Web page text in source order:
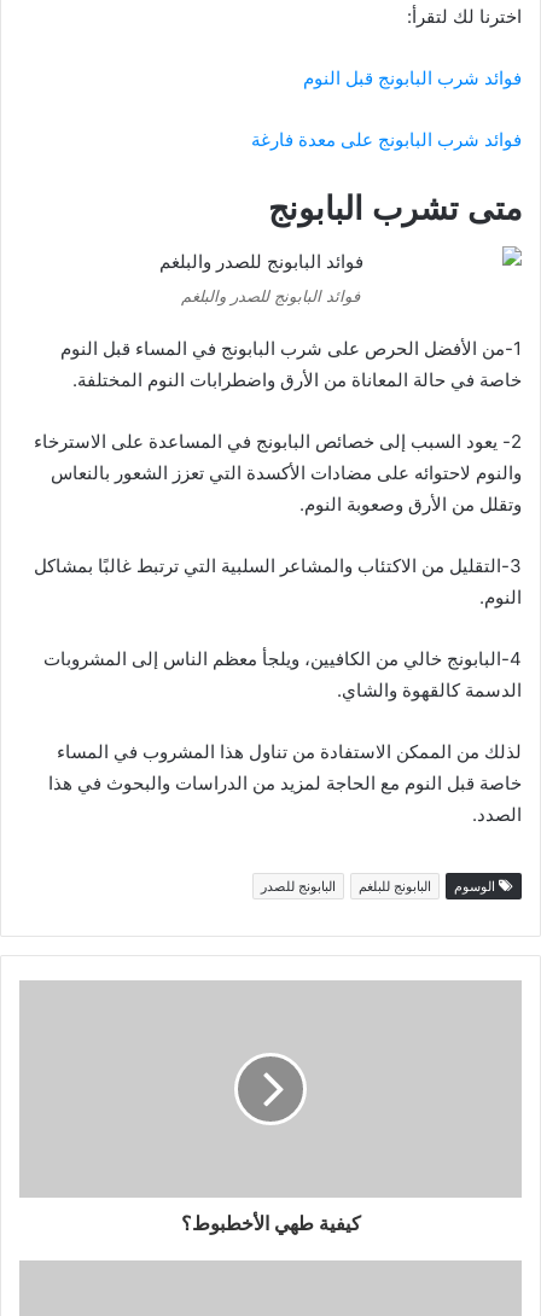
اخترنا لك لتقرأ:
فوائد شرب البابونج قبل النوم
فوائد شرب البابونج على معدة فارغة
متى تشرب البابونج
فوائد البابونج للصدر والبلغم
1-من الأفضل الحرص على شرب البابونج في المساء قبل النوم
خاصة في حالة المعاناة من الأرق واضطرابات النوم المختلفة.
2- يعود السبب إلى خصائص البابونج في المساعدة على الاسترخاء
والنوم لاحتوائه على مضادات الأكسدة التي تعزز الشعور بالنعاس
وتقلل من الأرق وصعوبة النوم.
3-التقليل من الاكتئاب والمشاعر السلبية التي ترتبط غالبًا بمشاكل
النوم.
4-البابونج خالي من الكافيين، ويلجأ معظم الناس إلى المشروبات
الدسمة كالقهوة والشاي.
لذلك من الممكن الاستفادة من تناول هذا المشروب في المساء
خاصة قبل النوم مع الحاجة لمزيد من الدراسات والبحوث في هذا
الصدد.
الوسوم البابونج للبلغم البابونج للصدر
كيفية طهي الأخطبوط؟